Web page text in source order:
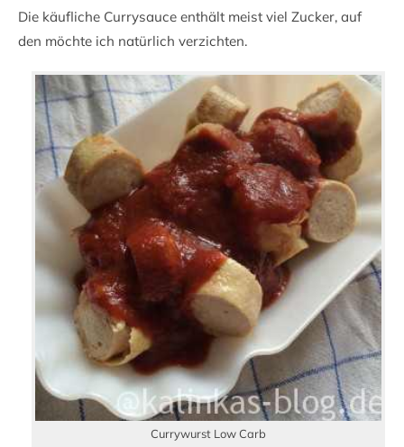
Die käufliche Currysauce enthält meist viel Zucker, auf
den möchte ich natürlich verzichten.
Currywurst Low Carb